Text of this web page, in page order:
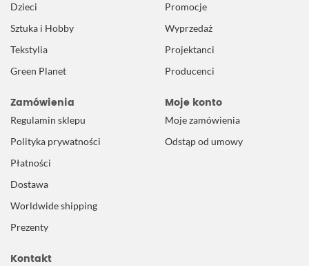
Dzieci
Sztuka i Hobby
Tekstylia
Green Planet
Promocje
Wyprzedaż
Projektanci
Producenci
Zamówienia
Regulamin sklepu
Polityka prywatności
Płatności
Dostawa
Worldwide shipping
Prezenty
Moje konto
Moje zamówienia
Odstąp od umowy
Kontakt